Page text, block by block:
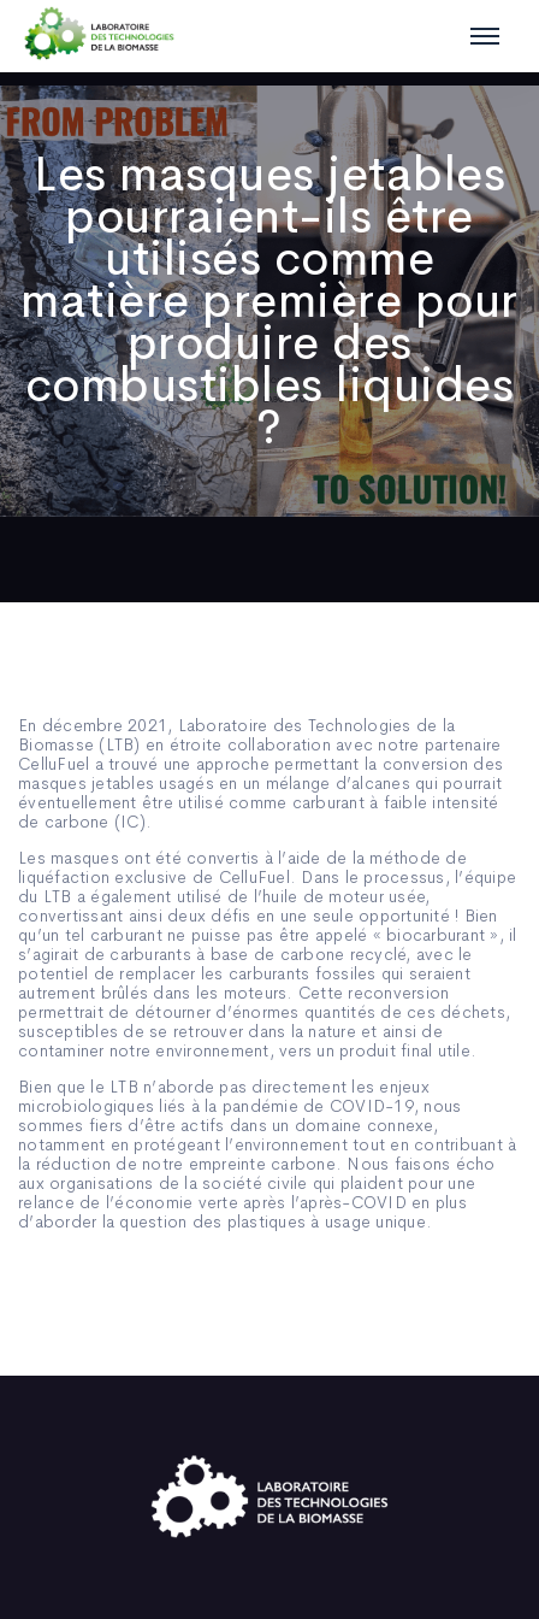
Les masques jetables
pourraient-ils être
utilisés comme
matière première pour
produire des
combustibles liquides
?
En décembre 2021, Laboratoire des Technologies de la
Biomasse (LTB) en étroite collaboration avec notre partenaire
CelluFuel a trouvé une approche permettant la conversion des
masques jetables usagés en un mélange d’alcanes qui pourrait
éventuellement être utilisé comme carburant à faible intensité
de carbone (IC).
Les masques ont été convertis à l’aide de la méthode de
liquéfaction exclusive de CelluFuel. Dans le processus, l’équipe
du LTB a également utilisé de l’huile de moteur usée,
convertissant ainsi deux défis en une seule opportunité ! Bien
qu’un tel carburant ne puisse pas être appelé « biocarburant », il
s’agirait de carburants à base de carbone recyclé, avec le
potentiel de remplacer les carburants fossiles qui seraient
autrement brûlés dans les moteurs. Cette reconversion
permettrait de détourner d’énormes quantités de ces déchets,
susceptibles de se retrouver dans la nature et ainsi de
contaminer notre environnement, vers un produit final utile.
Bien que le LTB n’aborde pas directement les enjeux
microbiologiques liés à la pandémie de COVID-19, nous
sommes fiers d’être actifs dans un domaine connexe,
notamment en protégeant l’environnement tout en contribuant à
la réduction de notre empreinte carbone. Nous faisons écho
aux organisations de la société civile qui plaident pour une
relance de l’économie verte après l’après-COVID en plus
d’aborder la question des plastiques à usage unique.